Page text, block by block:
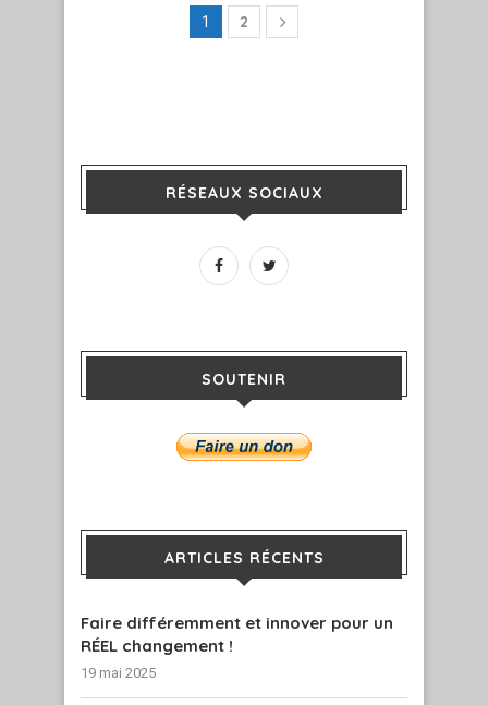
1 2
RÉSEAUX SOCIAUX
SOUTENIR
ARTICLES RÉCENTS
Faire différemment et innover pour un
RÉEL changement !
19 mai 2025